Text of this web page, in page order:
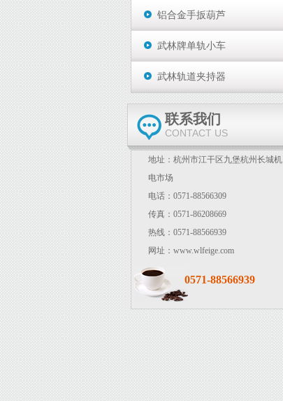
铝合金手扳葫芦
武林牌单轨小车
武林轨道夹持器
联系我们
CONTACT US
地址：杭州市江干区九堡杭州长城机
电市场
电话：0571-88566309
传真：0571-86208669
热线：0571-88566939
网址：www.wlfeige.com
0571-88566939